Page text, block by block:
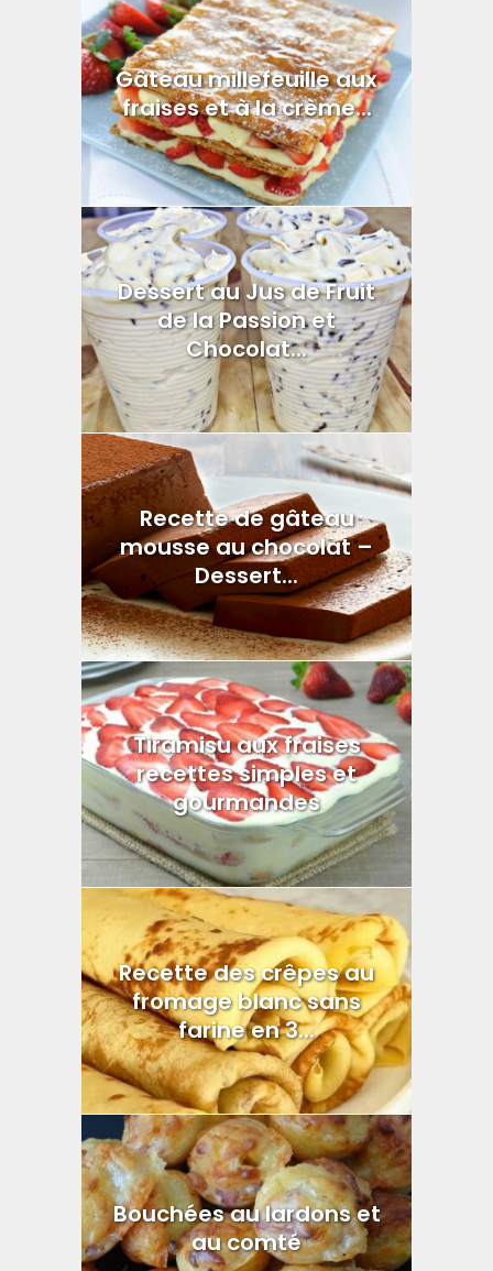
Gâteau millefeuille aux
fraises et à la crème...
Dessert au Jus de Fruit
de la Passion et
Chocolat...
Recette de gâteau
mousse au chocolat –
Dessert...
Tiramisu aux fraises
recettes simples et
gourmandes
Recette des crêpes au
fromage blanc sans
farine en 3...
Bouchées au lardons et
au comté